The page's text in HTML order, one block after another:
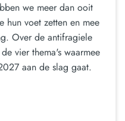
we meer dan ooit
hun voet zetten en mee
Over de antifragiele
vier thema's waarmee
aan de slag gaat.